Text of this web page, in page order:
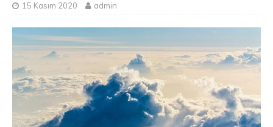
15 Kasım 2020 admin